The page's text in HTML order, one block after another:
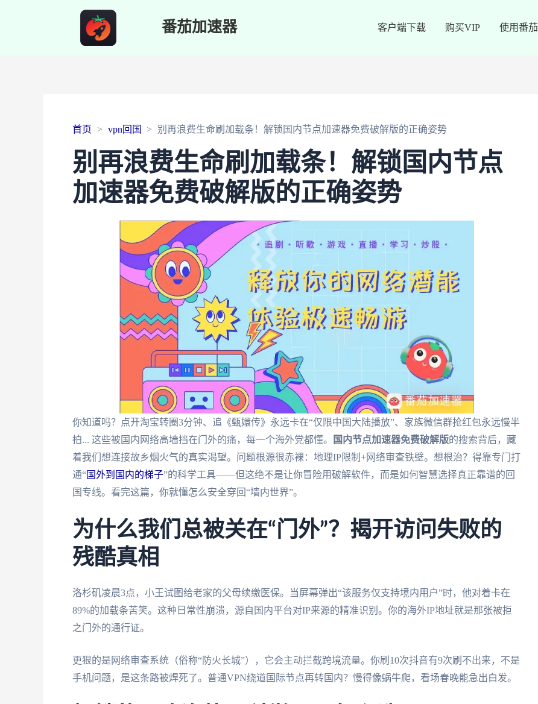
番茄加速器 客户端下载 购买VIP 使用番茄
首页 vpn回国 别再浪费生命刷加载条！解锁国内节点加速器免费破解版的正确姿势
别再浪费生命刷加载条！解锁国内节点
加速器免费破解版的正确姿势
你知道吗？点开淘宝转圈3分钟、追《甄嬛传》永远卡在“仅限中国大陆播放”、家族微信群抢红包永远慢半
拍... 这些被国内网络高墙挡在门外的痛，每一个海外党都懂。
国内节点加速器免费破解版的搜索背后，藏
着我们想连接故乡烟火气的真实渴望。问题根源很赤裸：地理IP限制+网络审查铁壁。想根治？得靠专门打
通“国外到国内的梯子”的科学工具——但这绝不是让你冒险用破解软件，而是如何智慧选择真正靠谱的回
国专线。看完这篇，你就懂怎么安全穿回“墙内世界”。
为什么我们总被关在“门外”？揭开访问失败的
残酷真相
洛杉矶凌晨3点，小王试图给老家的父母续缴医保。当屏幕弹出“该服务仅支持境内用户”时，他对着卡在
89%的加载条苦笑。这种日常性崩溃，源自国内平台对IP来源的精准识别。你的海外IP地址就是那张被拒
之门外的通行证。
更狠的是网络审查系统（俗称“防火长城”），它会主动拦截跨境流量。你刷10次抖音有9次刷不出来，不是
手机问题，是这条路被焊死了。普通VPN绕道国际节点再转国内？慢得像蜗牛爬，看场春晚能急出白发。